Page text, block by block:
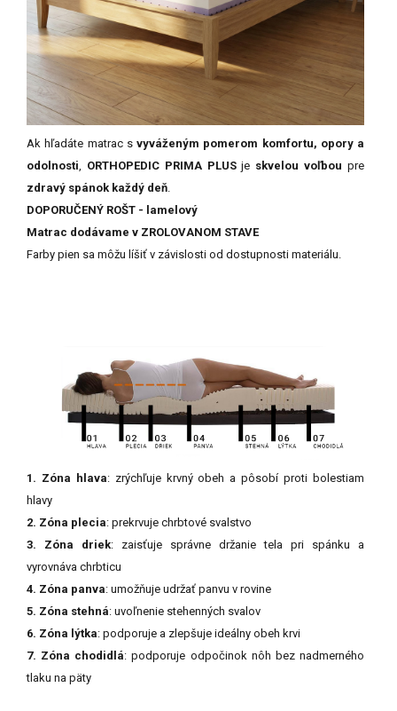
Ak hľadáte matrac s vyváženým pomerom komfortu, opory a
odolnosti
ORTHOPEDIC PRIMA PLUSje skvelou voľbou pre
zdravý spánok každý deň
DOPORUČENÝ ROŠT - lamelový
Matrac dodávame v ZROLOVANOM STAVE
Farby pien sa môžu líšiť v závislosti od dostupnosti materiálu.
1. Zóna hlava: zrýchľuje krvný obeh a pôsobí proti bolestiam
hlavy
2. Zóna plecia: prekrvuje chrbtové svalstvo
3. Zóna driek: zaisťuje správne držanie tela pri spánku a
vyrovnáva chrbticu
4. Zóna panva: umožňuje udržať panvu v rovine
5. Zóna stehná: uvoľnenie stehenných svalov
6. Zóna lýtka: podporuje a zlepšuje ideálny obeh krvi
7. Zóna chodidlá: podporuje odpočinok nôh bez nadmerného
tlaku na päty